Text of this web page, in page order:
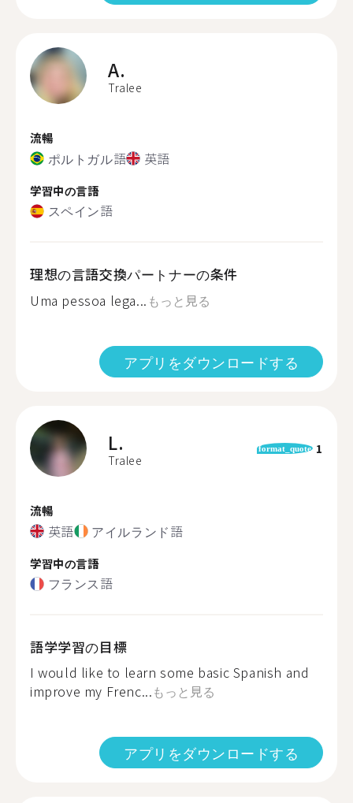
A.
Tralee
流暢
ポルトガル語 英語
学習中の言語
スペイン語
理想の言語交換パートナーの条件
Uma pessoa lega... もっと見る
アプリをダウンロードする
L.
Tralee
format_quote 1
流暢
英語 アイルランド語
学習中の言語
フランス語
語学学習の目標
I would like to learn some basic Spanish and
improve my Frenc...もっと見る
アプリをダウンロードする